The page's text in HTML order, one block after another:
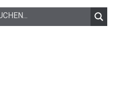
Mäßig bewölkt